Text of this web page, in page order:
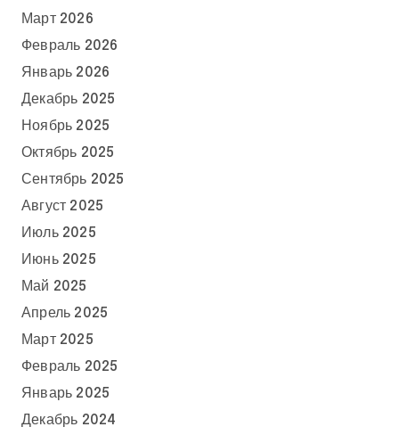
Март 2026
Февраль 2026
Январь 2026
Декабрь 2025
Ноябрь 2025
Октябрь 2025
Сентябрь 2025
Август 2025
Июль 2025
Июнь 2025
Май 2025
Апрель 2025
Март 2025
Февраль 2025
Январь 2025
Декабрь 2024